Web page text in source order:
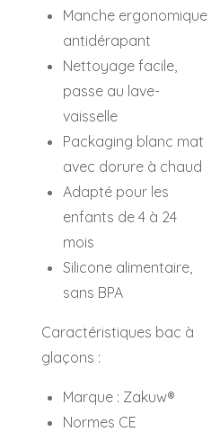
Manche ergonomique
antidérapant
Nettoyage facile,
passe au lave-
vaisselle
Packaging blanc mat
avec dorure à chaud
Adapté pour les
enfants de 4 à 24
mois
Silicone alimentaire,
sans BPA
Caractéristiques bac à
glaçons :
Marque : Zakuw®
Normes CE